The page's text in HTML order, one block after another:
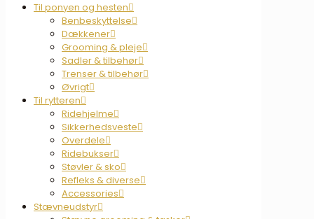
Til ponyen og hesten
Benbeskyttelse
Dækkener
Grooming & pleje
Sadler & tilbehør
Trenser & tilbehør
Øvrigt
Til rytteren
Ridehjelme
Sikkerhedsveste
Overdele
Ridebukser
Støvler & sko
Refleks & diverse
Accessories
Stævneudstyr